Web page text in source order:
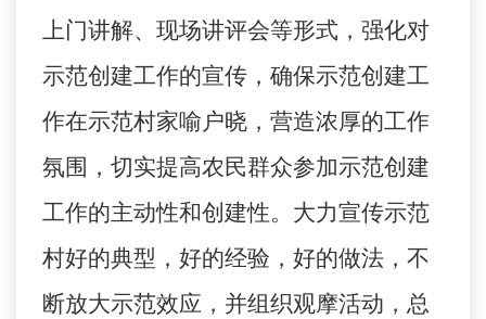
上门讲解、现场讲评会等形式，强化对
示范创建工作的宣传，确保示范创建工
作在示范村家喻户晓，营造浓厚的工作
氛围，切实提高农民群众参加示范创建
工作的主动性和创建性。大力宣传示范
村好的典型，好的经验，好的做法，不
断放大示范效应，并组织观摩活动，总